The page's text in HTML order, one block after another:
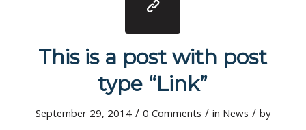
This is a post with post
type “Link”
September 29, 2014 / 0 Comments / in News / by